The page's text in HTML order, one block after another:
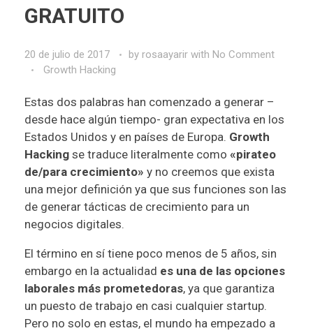
GRATUITO
20 de julio de 2017 by rosaayarir with No Comment
Growth Hacking
Estas dos palabras han comenzado a generar –
desde hace algún tiempo- gran expectativa en los
Estados Unidos y en países de Europa. Growth
Hacking se traduce literalmente como «pirateo
de/para crecimiento» y no creemos que exista
una mejor definición ya que sus funciones son las
de generar tácticas de crecimiento para un
negocios digitales.
El término en sí tiene poco menos de 5 años, sin
embargo en la actualidad es una de las opciones
laborales más prometedoras, ya que garantiza
un puesto de trabajo en casi cualquier startup.
Pero no solo en estas, el mundo ha empezado a